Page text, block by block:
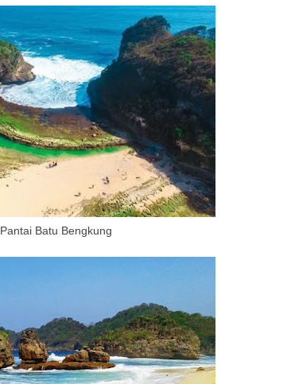
Pantai Batu Bengkung